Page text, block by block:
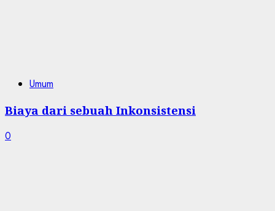
Umum
Biaya dari sebuah Inkonsistensi
0